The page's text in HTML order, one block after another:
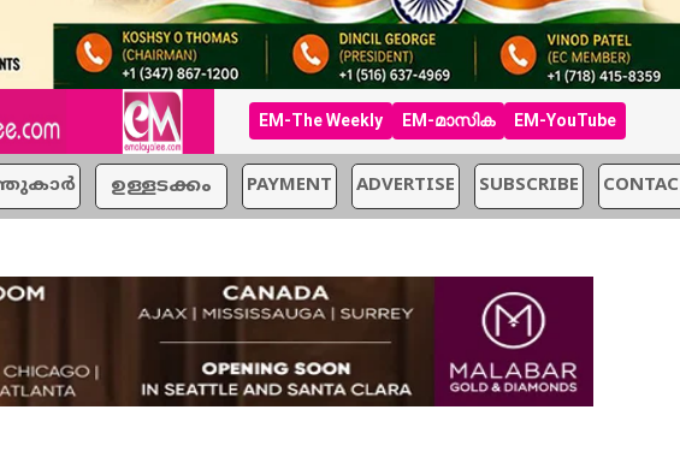
EM-The Weekly EM-മാസിക EM-YouTube
ഉള്ളടക്കം PAYMENT ADVERTISE SUBSCRIBE